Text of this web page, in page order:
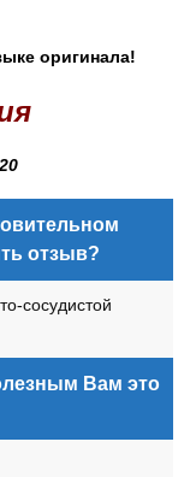
оригинала!
отзыв?
сосудистой
Вам это